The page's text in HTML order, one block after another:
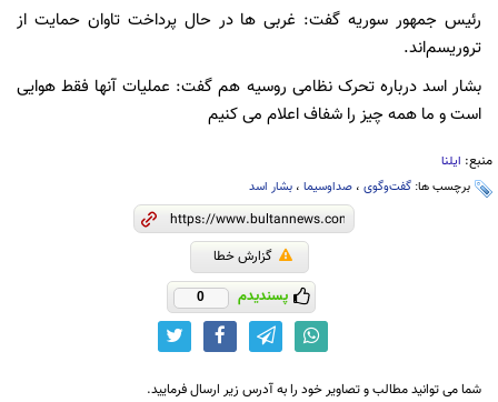
رئیس جمهور سوریه گفت: غربی ها در حال پرداخت تاوان حمایت از
تروریسم‌اند.
بشار اسد درباره تحرک نظامی روسیه هم گفت: عملیات آنها فقط هوایی
است و ما همه چیز را شفاف اعلام می کنیم
منبع: ایلنا
برچسب ها: گفت‌وگوی ، صداوسیما ، بشار اسد
گزارش خطا
پسندیدم 0
شما می توانید مطالب و تصاویر خود را به آدرس زیر ارسال فرمایید.